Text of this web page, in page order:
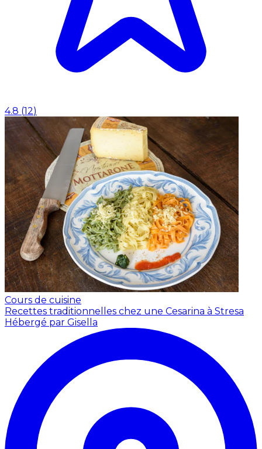
4.8 (12)
Cours de cuisine
Recettes traditionnelles chez une Cesarina à Stresa
Hébergé par Gisella